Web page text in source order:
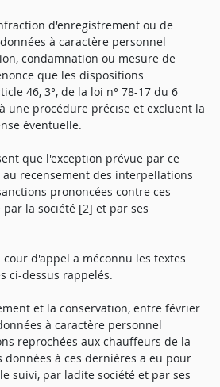
d'enregistrement ou de
à caractère personnel
condamnation ou mesure de
que les dispositions
46, 3°, de la loi n° 78-17 du 6
une procédure précise et excluent la
éventuelle.
que l'exception prévue par ce
recensement des interpellations
prononcées contre ces
la société [2] et par ses
d'appel a méconnu les textes
ci-dessus rappelés.
et la conservation, entre février
à caractère personnel
reprochées aux chauffeurs de la
données à ces dernières a eu pour
suivi, par ladite société et par ses